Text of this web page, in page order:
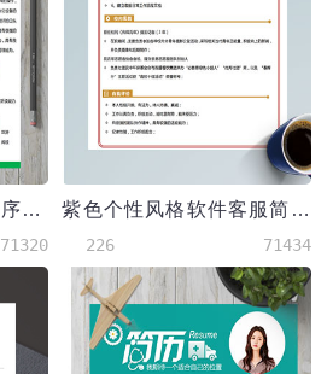
绿色简约系Android程序员简历模板
71320
紫色个性风格软件客服简历模板
226 71434